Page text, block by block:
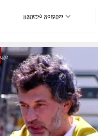
ყველა ვიდეო